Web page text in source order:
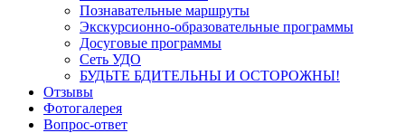
Познавательные маршруты
Экскурсионно-образовательные программы
Досуговые программы
Сеть УДО
БУДЬТЕ БДИТЕЛЬНЫ И ОСТОРОЖНЫ!
Отзывы
Фотогалерея
Вопрос-ответ